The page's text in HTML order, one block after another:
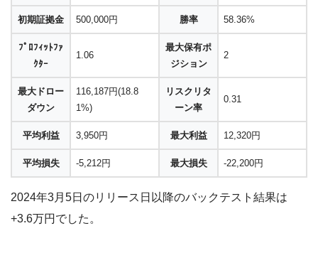
初期証拠金 500,000円 勝率 58.36%
ﾌﾟﾛﾌｨｯﾄﾌｧ
ｸﾀｰ
1.06
最大保有ポ
ジション
2
最大ドロー
ダウン
116,187円(18.8
1%)
リスクリタ
ーン率
0.31
平均利益 3,950円 最大利益 12,320円
平均損失 -5,212円 最大損失 -22,200円
2024年3月5日のリリース日以降のバックテスト結果は
+3.6万円でした。